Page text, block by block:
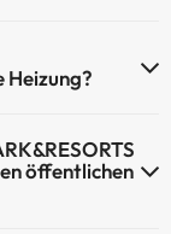
Heizung?
öffentlichen